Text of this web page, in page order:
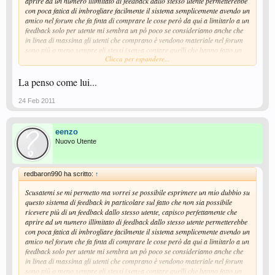
con poca fatica di imbrogliare facilmente il sistema semplicemente avendo un
amico nel forum che fa finta di comprare le cose però da qui a limitarlo a un
feedback solo per utente mi sembra un pò poco se consideriamo anche che
in linea di massima gli utenti che comprano è vendono materiale nel forum
sono più o meno sempre gli stessi (senza contare quelli che hanno fatto un
online per eccellenza però il mercato di ebay è aperto ad un tipo di clientela
diversa e quindi non capita di frequente come invece può capitare sul forum
di vendere oggetti alla stessa persona.
Per quanto mi riguarda riterrei più adeguato per non influenzare troppo in
negativo il mercatino di questo magnifico forum, limitare il numero di
feedback dalla stessa persona a 2 o 3 (non so magari 2 come venditore e 2
come compratore)
Se no mi pare che il possibile rischio sia quello di decellerare ulteriormente
l'incremento dei propri feedback e così anche l'andamento generale del
mercatino, poichè è evidente che si compra sempre più volentieri da chi ha
molti feedback e per averli in questo caso non dovrei comprare e vendere
O non so magari lasciamo almeno aperto il feedback multiplo come
compratore ma non come venditore in modo che un nuovo utente anche se
compra più volte dalla stessa persona progredisce nel punteggio feedback e
poi quando decide di incominciare a vendere per guadagnarsi un punteggio
feedback alto non devo vendere sempre alle stesse persone.
Ovviamente questo è solo un mio modestissimo parere e suggerimento per
quello che ho visto essere l'andamento del mercatino del forum.
Grazie a tutti
Clicca per espandere...
La penso come lui...
24 Feb 2011
eenzo
Nuovo Utente
redbaron990 ha scritto: ↑
Scusatemi se mi permetto ma vorrei se possibile esprimere un mio dubbio su
questo sistema di feedback in particolare sul fatto che non sia possibile
ricevere più di un feedback dallo stesso utente, capisco perfettamente che
aprire ad un numero illimitato di feedback dallo stesso utente permetterebbe
con poca fatica di imbrogliare facilmente il sistema semplicemente avendo un
amico nel forum che fa finta di comprare le cose però da qui a limitarlo a un
feedback solo per utente mi sembra un pò poco se consideriamo anche che
in linea di massima gli utenti che comprano è vendono materiale nel forum
sono più o meno sempre gli stessi (senza contare quelli che hanno fatto un